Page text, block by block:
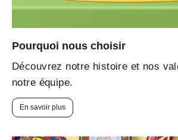
Pourquoi nous choisir
Découvrez notre histoire et nos
notre équipe.
En savoir plus